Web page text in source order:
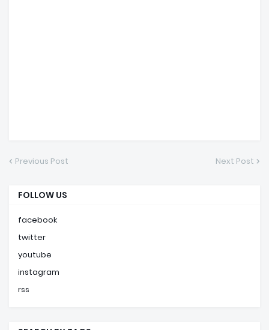
Previous Post Next Post
FOLLOW US
facebook
twitter
youtube
instagram
rss